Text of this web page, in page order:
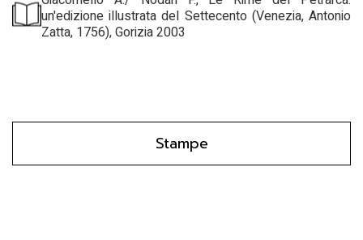
un'edizione illustrata del Settecento (Venezia, Antonio
Zatta, 1756), Gorizia 2003
Stampe